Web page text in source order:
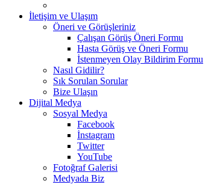
İletişim ve Ulaşım
Öneri ve Görüşleriniz
Çalışan Görüş Öneri Formu
Hasta Görüş ve Öneri Formu
İstenmeyen Olay Bildirim Formu
Nasıl Gidilir?
Sık Sorulan Sorular
Bize Ulaşın
Dijital Medya
Sosyal Medya
Facebook
İnstagram
Twitter
YouTube
Fotoğraf Galerisi
Medyada Biz